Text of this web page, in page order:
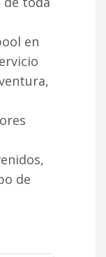
en
de